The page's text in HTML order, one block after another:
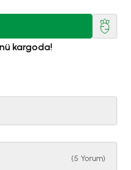
kargoda!
(5 Yorum)